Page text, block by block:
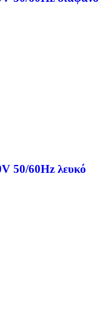
50/60Hz λευκό